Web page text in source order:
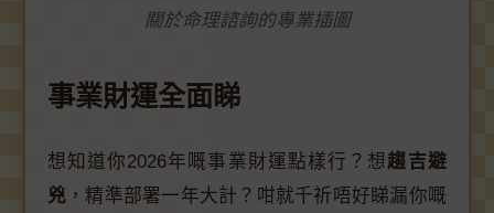
關於命理諮詢的專業插圖
事業財運全面睇
想知道你2026年嘅事業財運點樣行？想趨吉避
兇 ，精準部署一年大計？咁就千祈唔好睇漏你嘅